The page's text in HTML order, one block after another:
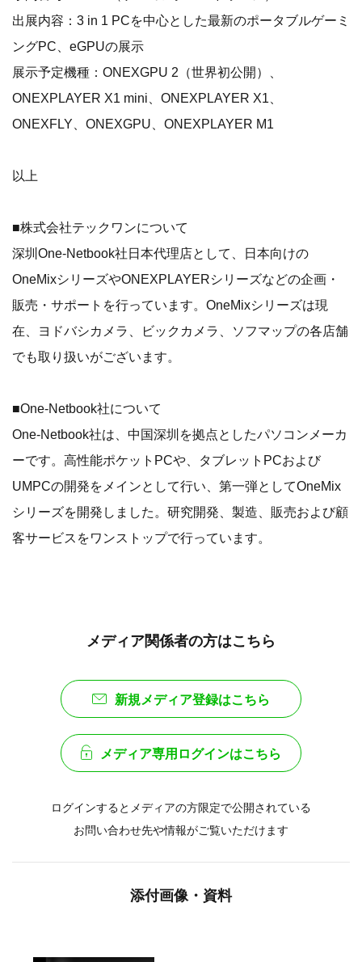
出展内容：3 in 1 PCを中心とした最新のポータブルゲーミ
ングPC、eGPUの展示
展示予定機種：ONEXGPU 2（世界初公開）、
ONEXPLAYER X1 mini、ONEXPLAYER X1、
ONEXFLY、ONEXGPU、ONEXPLAYER M1
以上
■株式会社テックワンについて
深圳One-Netbook社日本代理店として、日本向けの
OneMixシリーズやONEXPLAYERシリーズなどの企画・
販売・サポートを行っています。OneMixシリーズは現
在、ヨドバシカメラ、ビックカメラ、ソフマップの各店舗
でも取り扱いがございます。
■One-Netbook社について
One-Netbook社は、中国深圳を拠点としたパソコンメーカ
ーです。高性能ポケットPCや、タブレットPCおよび
UMPCの開発をメインとして行い、第一弾としてOneMix
シリーズを開発しました。研究開発、製造、販売および顧
客サービスをワンストップで行っています。
メディア関係者の方はこちら
新規メディア登録はこちら
メディア専用ログインはこちら
ログインするとメディアの方限定で公開されている
お問い合わせ先や情報がご覧いただけます
添付画像・資料